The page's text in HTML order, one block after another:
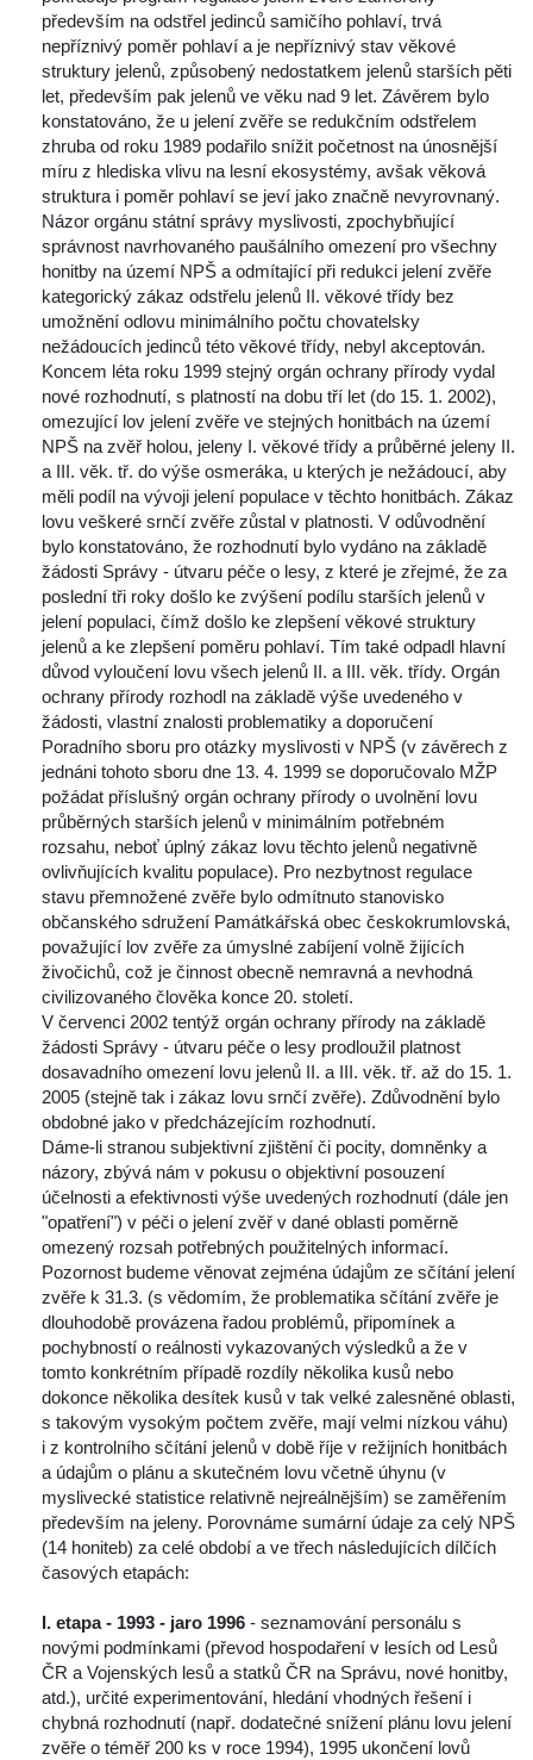
především na odstřel jedinců samičího pohlaví, trvá
nepříznivý poměr pohlaví a je nepříznivý stav věkové
truktury jelenů, způsobený nedostatkem jelenů starších pěti
let, především pak jelenů ve věku nad 9 let. Závěrem bylo
konstatováno, že u jelení zvěře se redukčním odstřelem
zhruba od roku 1989 podařilo snížit početnost na únosnější
míru z hlediska vlivu na lesní ekosystémy, avšak věková
truktura i poměr pohlaví se jeví jako značně nevyrovnaný.
Názor orgánu státní správy myslivosti, zpochybňující
právnost navrhovaného paušálního omezení pro všechny
honitby na území NPŠ a odmítající při redukci jelení zvěře
kategorický zákaz odstřelu jelenů II. věkové třídy bez
umožnění odlovu minimálního počtu chovatelsky
nežádoucích jedinců této věkové třídy, nebyl akceptován.
Koncem léta roku 1999 stejný orgán ochrany přírody vydal
nové rozhodnutí, s platností na dobu tří let (do 15. 1. 2002),
omezující lov jelení zvěře ve stejných honitbách na území
NPŠ na zvěř holou, jeleny I. věkové třídy a průběrné jeleny II.
a III. věk. tř. do výše osmeráka, u kterých je nežádoucí, aby
měli podíl na vývoji jelení populace v těchto honitbách. Zákaz
lovu veškeré srnčí zvěře zůstal v platnosti. V odůvodnění
bylo konstatováno, že rozhodnutí bylo vydáno na základě
žádosti Správy - útvaru péče o lesy, z které je zřejmé, že za
poslední tři roky došlo ke zvýšení podílu starších jelenů v
jelení populaci, čímž došlo ke zlepšení věkové struktury
jelenů a ke zlepšení poměru pohlaví. Tím také odpadl hlavní
důvod vyloučení lovu všech jelenů II. a III. věk. třídy. Orgán
ochrany přírody rozhodl na základě výše uvedeného v
žádosti, vlastní znalosti problematiky a doporučení
Poradního sboru pro otázky myslivosti v NPŠ (v závěrech z
jednáni tohoto sboru dne 13. 4. 1999 se doporučovalo MŽP
požádat příslušný orgán ochrany přírody o uvolnění lovu
průběrných starších jelenů v minimálním potřebném
rozsahu, neboť úplný zákaz lovu těchto jelenů negativně
ovlivňujících kvalitu populace). Pro nezbytnost regulace
tavu přemnožené zvěře bylo odmítnuto stanovisko
občanského sdružení Památkářská obec českokrumlovská,
považující lov zvěře za úmyslné zabíjení volně žijících
živočichů, což je činnost obecně nemravná a nevhodná
civilizovaného člověka konce 20. století.
V červenci 2002 tentýž orgán ochrany přírody na základě
žádosti Správy - útvaru péče o lesy prodloužil platnost
dosavadního omezení lovu jelenů II. a III. věk. tř. až do 15. 1.
2005 (stejně tak i zákaz lovu srnčí zvěře). Zdůvodnění bylo
obdobné jako v předcházejícím rozhodnutí.
Dáme-li stranou subjektivní zjištění či pocity, domněnky a
názory, zbývá nám v pokusu o objektivní posouzení
účelnosti a efektivnosti výše uvedených rozhodnutí (dále jen
"opatření") v péči o jelení zvěř v dané oblasti poměrně
omezený rozsah potřebných použitelných informací.
Pozornost budeme věnovat zejména údajům ze sčítání jelení
zvěře k 31.3. (s vědomím, že problematika sčítání zvěře je
dlouhodobě provázena řadou problémů, připomínek a
pochybností o reálnosti vykazovaných výsledků a že v
tomto konkrétním případě rozdíly několika kusů nebo
dokonce několika desítek kusů v tak velké zalesněné oblasti,
takovým vysokým počtem zvěře, mají velmi nízkou váhu)
i z kontrolního sčítání jelenů v době říje v režijních honitbách
a údajům o plánu a skutečném lovu včetně úhynu (v
myslivecké statistice relativně nejreálnějším) se zaměřením
především na jeleny. Porovnáme sumární údaje za celý NPŠ
(14 honiteb) za celé období a ve třech následujících dílčích
časových etapách:
I. etapa - 1993 - jaro 1996 - seznamování personálu s
novými podmínkami (převod hospodaření v lesích od Lesů
ČR a Vojenských lesů a statků ČR na Správu, nové honitby,
atd.), určité experimentování, hledání vhodných řešení i
chybná rozhodnutí (např. dodatečné snížení plánu lovu jelení
zvěře o téměř 200 ks v roce 1994), 1995 ukončení lovů